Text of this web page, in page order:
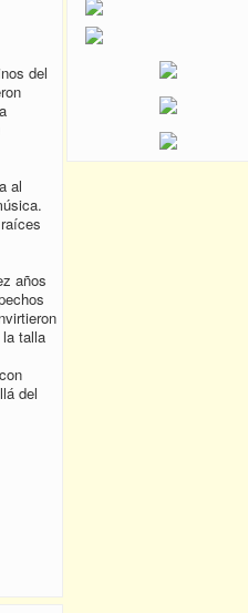
del
al
años
talla
del